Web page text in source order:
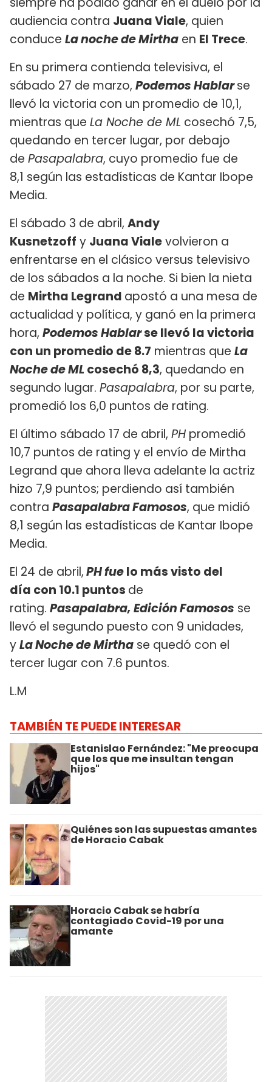
audiencia contra Juana Viale, quien
conduce La noche de Mirtha en El Trece.
En su primera contienda televisiva, el
sábado 27 de marzo, Podemos Hablarse
llevó la victoria con un promedio de 10,1,
mientras que La Noche de ML cosechó 7,5,
quedando en tercer lugar, por debajo
de Pasapalabra, cuyo promedio fue de
8,1 según las estadísticas de Kantar Ibope
Media.
El sábado 3 de abril, Andy
Kusnetzoff y Juana Vialevolvieron a
enfrentarse en el clásico versus televisivo
de los sábados a la noche. Si bien la nieta
de Mirtha Legrand apostó a una mesa de
actualidad y política, y ganó en la primera
hora, Podemos Hablarse llevó la victoria
con un promedio de 8.7 mientras que La
Noche de ML cosechó 8,3, quedando en
segundo lugar. Pasapalabra, por su parte,
promedió los 6,0 puntos de rating.
El último sábado 17 de abril, PH promedió
10,7 puntos de rating y el envío de Mirtha
Legrand que ahora lleva adelante la actriz
hizo 7,9 puntos; perdiendo así también
contra Pasapalabra Famosos, que midió
8,1 según las estadísticas de Kantar Ibope
Media.
El 24 de abril,PH fuelo más visto del
día con 10.1 puntos de
rating. Pasapalabra, Edición Famosos se
llevó el segundo puesto con 9 unidades,
yLa Noche de Mirtha se quedó con el
tercer lugar con 7.6 puntos.
L.M
TAMBIÉN TE PUEDE INTERESAR
Estanislao Fernández: "Me preocupa
que los que me insultan tengan
hijos"
Quiénes son las supuestas amantes
de Horacio Cabak
Horacio Cabak se habría
contagiado Covid-19 por una
amante